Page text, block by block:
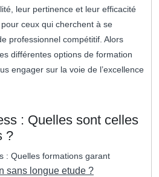
leur pertinence et leur efficacité
ceux qui cherchent à se
professionnel compétitif. Alors
différentes options de formation
engager sur la voie de l’excellence
: Quelles sont celles
?
: Quelles formations garant
sans longue etude ?